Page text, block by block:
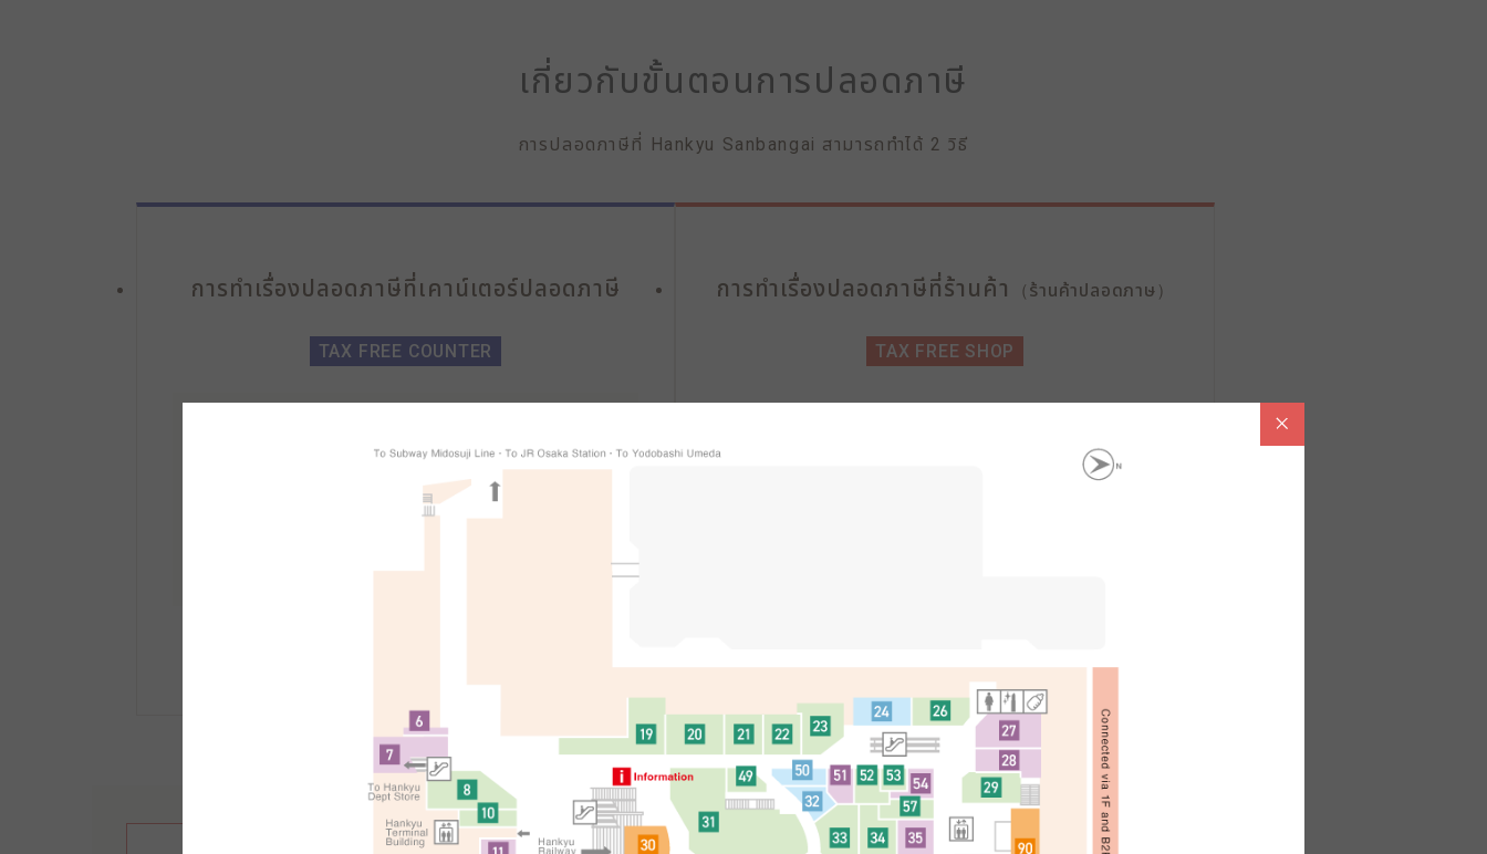
เกี่ยวกับขั้นตอนการปลอดภาษี
การปลอดภาษีที่ Hankyu Sanbangai สามารถทำได้ 2 วิธี
การทำเรื่องปลอดภาษีที่เคาน์เตอร์ปลอดภาษี
TAX FREE COUNTER
ข้อมูลเคาน์เตอร์ปลอดภาษี
การทำเรื่องปลอดภาษีที่ร้านค้า （ร้านค้าปลอดภาษ）
TAX FREE SHOP
วิธีการทำเรื่องปลอดภาษีและเงื่อนไขต่างๆ
繁體中文 简体中文 한국어